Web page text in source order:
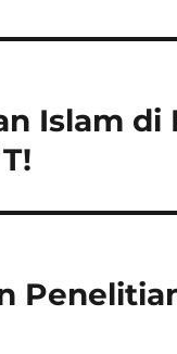
Islam di